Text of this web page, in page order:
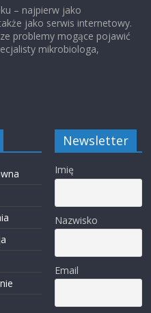
– najpierw jako
jako serwis internetowy.
problemy mogące pojawić
mikrobiologa,
Newsletter
Imię
Nazwisko
Email